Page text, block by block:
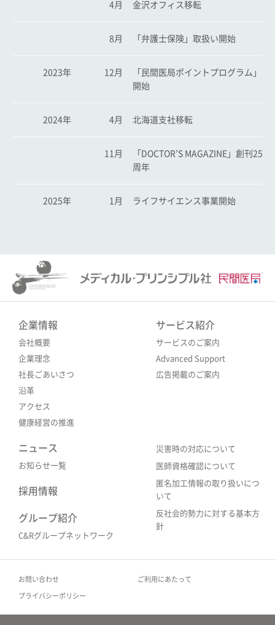
4月 金沢オフィス移転
8月 「弁護士保険」取扱い開始
2023年 12月
「民間医局ポイントプログラム」
開始
2024年 4月 北海道支社移転
11月
「DOCTOR’S MAGAZINE」創刊25
周年
2025年 1月 ライフサイエンス事業開始
企業情報
会社概要
企業理念
社長ごあいさつ
沿革
アクセス
健康経営の推進
サービス紹介
サービスのご案内
Advanced Support
広告掲載のご案内
ニュース
お知らせ一覧
採用情報
グループ紹介
C&Rグループネットワーク
災害時の対応について
医師資格確認について
匿名加工情報の取り扱いにつ
いて
反社会的勢力に対する基本方
針
お問い合わせ ご利用にあたって
プライバシーポリシー